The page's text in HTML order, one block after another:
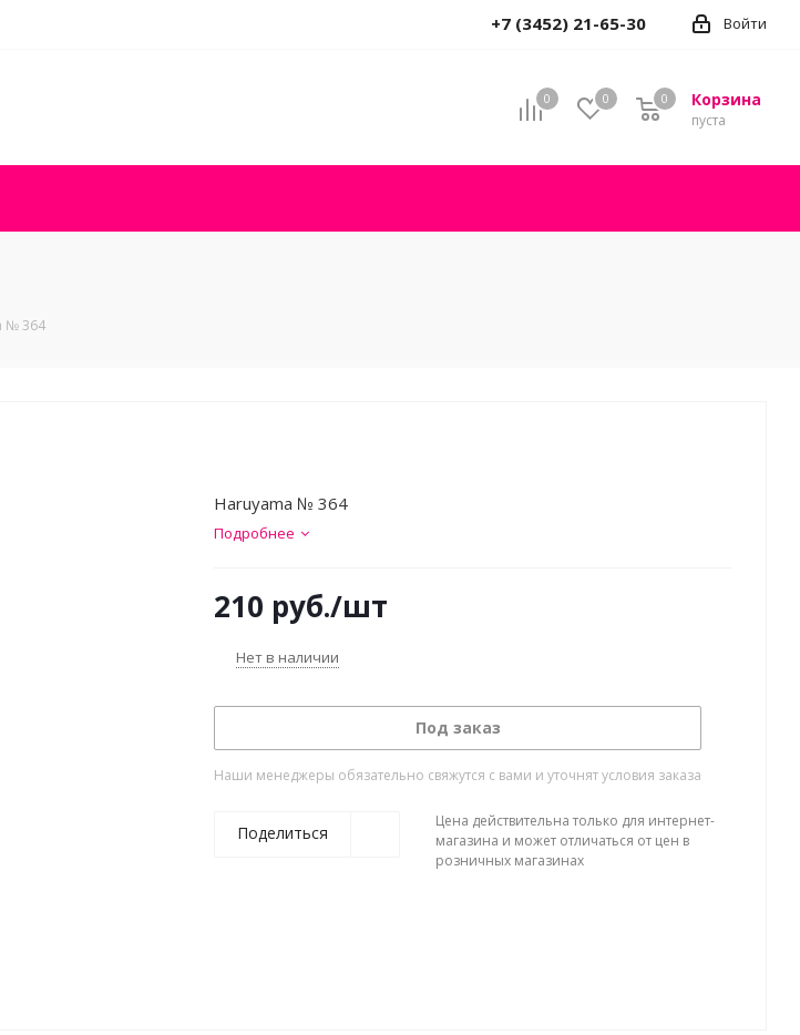
Войти
+7 (3452) 21-65-30
0 0 Корзина
пуста
0
№ 364
Haruyama № 364
Подробнее
210 руб./шт
Нет в наличии
Под заказ
Наши менеджеры обязательно свяжутся с вами и уточнят условия заказа
Поделиться
Цена действительна только для интернет-
магазина и может отличаться от цен в
розничных магазинах